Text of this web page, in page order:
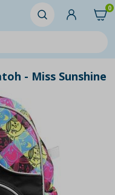
0
- Miss Sunshine